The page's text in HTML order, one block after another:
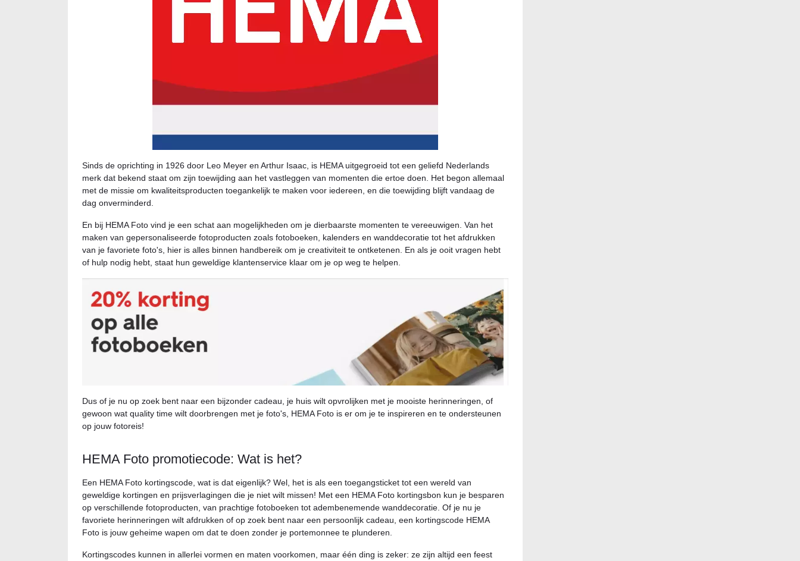
Sinds de oprichting in 1926 door Leo Meyer en Arthur Isaac, is HEMA uitgegroeid tot een geliefd Nederlands
merk dat bekend staat om zijn toewijding aan het vastleggen van momenten die ertoe doen. Het begon allemaal
met de missie om kwaliteitsproducten toegankelijk te maken voor iedereen, en die toewijding blijft vandaag de
dag onverminderd.
En bij HEMA Foto vind je een schat aan mogelijkheden om je dierbaarste momenten te vereeuwigen. Van het
maken van gepersonaliseerde fotoproducten zoals fotoboeken, kalenders en wanddecoratie tot het afdrukken
van je favoriete foto's, hier is alles binnen handbereik om je creativiteit te ontketenen. En als je ooit vragen hebt
of hulp nodig hebt, staat hun geweldige klantenservice klaar om je op weg te helpen.
Dus of je nu op zoek bent naar een bijzonder cadeau, je huis wilt opvrolijken met je mooiste herinneringen, of
gewoon wat quality time wilt doorbrengen met je foto's, HEMA Foto is er om je te inspireren en te ondersteunen
op jouw fotoreis!
HEMA Foto promotiecode: Wat is het?
Een HEMA Foto kortingscode, wat is dat eigenlijk? Wel, het is als een toegangsticket tot een wereld van
geweldige kortingen en prijsverlagingen die je niet wilt missen! Met een HEMA Foto kortingsbon kun je besparen
op verschillende fotoproducten, van prachtige fotoboeken tot adembenemende wanddecoratie. Of je nu je
favoriete herinneringen wilt afdrukken of op zoek bent naar een persoonlijk cadeau, een kortingscode HEMA
Foto is jouw geheime wapen om dat te doen zonder je portemonnee te plunderen.
Kortingscodes kunnen in allerlei vormen en maten voorkomen, maar één ding is zeker: ze zijn altijd een feest